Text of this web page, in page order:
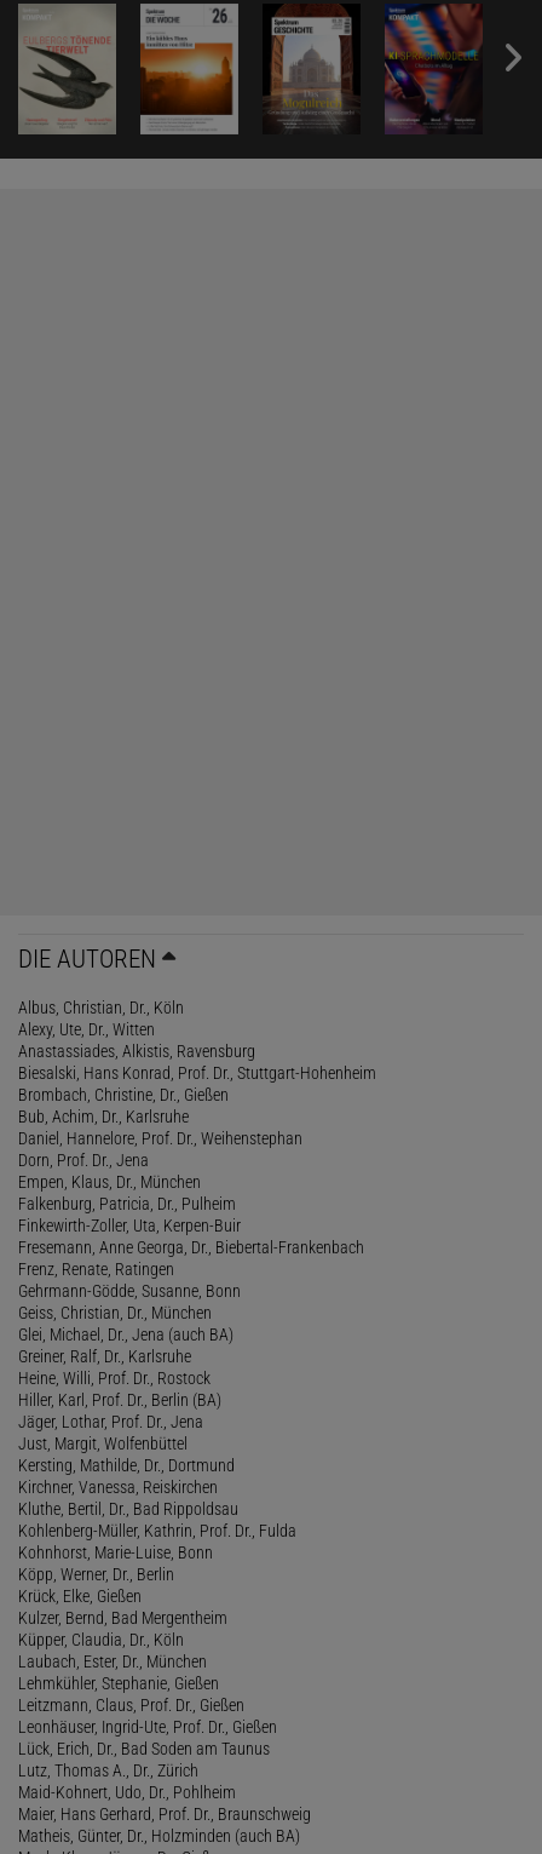
DIE AUTOREN
Albus, Christian, Dr., Köln
Alexy, Ute, Dr., Witten
Anastassiades, Alkistis, Ravensburg
Biesalski, Hans Konrad, Prof. Dr., Stuttgart-Hohenheim
Brombach, Christine, Dr., Gießen
Bub, Achim, Dr., Karlsruhe
Daniel, Hannelore, Prof. Dr., Weihenstephan
Dorn, Prof. Dr., Jena
Empen, Klaus, Dr., München
Falkenburg, Patricia, Dr., Pulheim
Finkewirth-Zoller, Uta, Kerpen-Buir
Fresemann, Anne Georga, Dr., Biebertal-Frankenbach
Frenz, Renate, Ratingen
Gehrmann-Gödde, Susanne, Bonn
Geiss, Christian, Dr., München
Glei, Michael, Dr., Jena (auch BA)
Greiner, Ralf, Dr., Karlsruhe
Heine, Willi, Prof. Dr., Rostock
Hiller, Karl, Prof. Dr., Berlin (BA)
Jäger, Lothar, Prof. Dr., Jena
Just, Margit, Wolfenbüttel
Kersting, Mathilde, Dr., Dortmund
Kirchner, Vanessa, Reiskirchen
Kluthe, Bertil, Dr., Bad Rippoldsau
Kohlenberg-Müller, Kathrin, Prof. Dr., Fulda
Kohnhorst, Marie-Luise, Bonn
Köpp, Werner, Dr., Berlin
Krück, Elke, Gießen
Kulzer, Bernd, Bad Mergentheim
Küpper, Claudia, Dr., Köln
Laubach, Ester, Dr., München
Lehmkühler, Stephanie, Gießen
Leitzmann, Claus, Prof. Dr., Gießen
Leonhäuser, Ingrid-Ute, Prof. Dr., Gießen
Lück, Erich, Dr., Bad Soden am Taunus
Lutz, Thomas A., Dr., Zürich
Maid-Kohnert, Udo, Dr., Pohlheim
Maier, Hans Gerhard, Prof. Dr., Braunschweig
Matheis, Günter, Dr., Holzminden (auch BA)